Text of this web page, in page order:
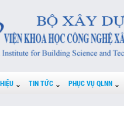
TIN TỨC PHỤC VỤ QLNN